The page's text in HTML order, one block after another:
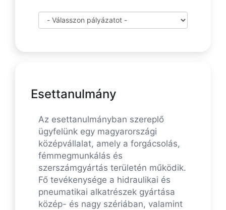
Esettanulmány
Az esettanulmányban szereplő
ügyfelünk egy magyarországi
középvállalat, amely a forgácsolás,
fémmegmunkálás és
szerszámgyártás területén működik.
Fő tevékenysége a hidraulikai és
pneumatikai alkatrészek gyártása
közép- és nagy szériában, valamint